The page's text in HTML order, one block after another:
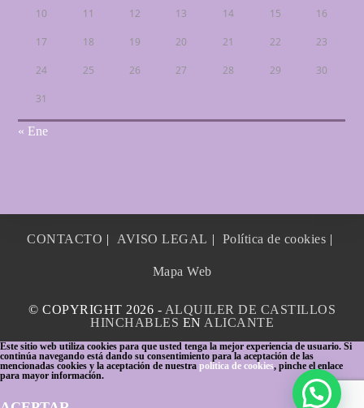
10 11 12 13 14 15 16
17 18 19 20 21 22 23
24 25 26 27 28 29 30
31
« Ene
CONTACTO AVISO LEGAL Política de cookies
Mapa Web
© COPYRIGHT 2026 - ALQUILER DE CASTILLOS
HINCHABLES EN ALICANTE
Este sitio web utiliza cookies para que usted tenga la mejor experiencia de usuario. Si
continúa navegando está dando su consentimiento para la aceptación de las
mencionadas cookies y la aceptación de nuestra política de cookies, pinche el enlace
para mayor información.